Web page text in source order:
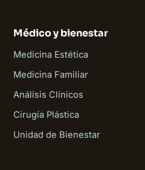
Médico y bienestar
Medicina Estética
Medicina Familiar
Análisis Clínicos
Cirugía Plástica
Unidad de Bienestar